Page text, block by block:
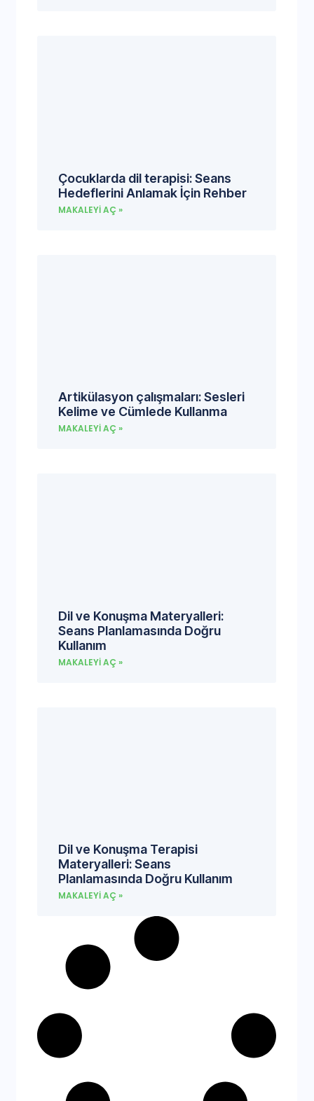
Çocuklarda dil terapisi: Seans
Hedeflerini Anlamak İçin Rehber
MAKALEYI AÇ »
Artikülasyon çalışmaları: Sesleri
Kelime ve Cümlede Kullanma
MAKALEYI AÇ »
Dil ve Konuşma Materyalleri:
Seans Planlamasında Doğru
Kullanım
MAKALEYI AÇ »
Dil ve Konuşma Terapisi
Materyalleri: Seans
Planlamasında Doğru Kullanım
MAKALEYI AÇ »